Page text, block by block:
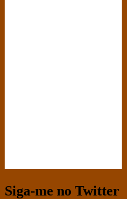
Siga-me no Twitter